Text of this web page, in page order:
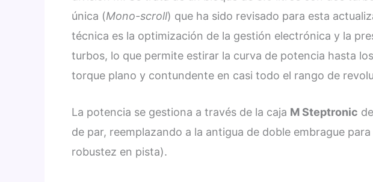
única (Mono-scroll) que ha sido revisado para esta
técnica es la optimización de la gestión electrónica y la
turbos, lo que permite estirar la curva de potencia hasta los
torque plano y contundente en casi todo el rango de
La potencia se gestiona a través de la caja M Steptronic
de par, reemplazando a la antigua de doble embrague
robustez en pista).